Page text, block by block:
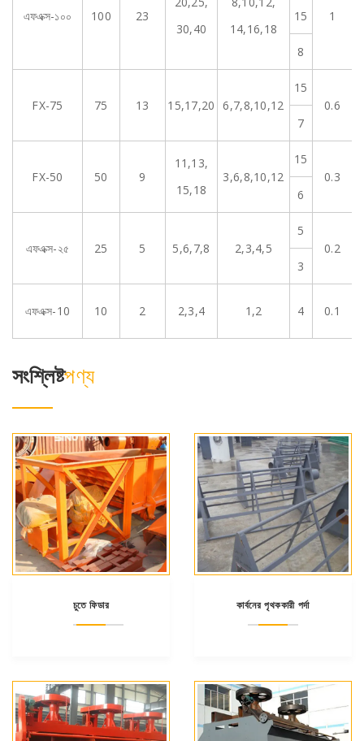
এফএক্স-১০০ 100 23
30,40
14,16,18
1
15
8
FX-75 75 13 15,17,20 6,7,8,10,12
15
0.6
7
FX-50 50 9
11,13,
15,18
3,6,8,10,12
15
0.3
6
এফএক্স-২৫ 25 5 5,6,7,8 2,3,4,5
5
0.2
3
এফএক্স-10 10 2 2,3,4 1,2 4 0.1
সংশ্লিষ্টপণ্য
চুতে ফিডার কার্বনের পৃথককারী পর্দা